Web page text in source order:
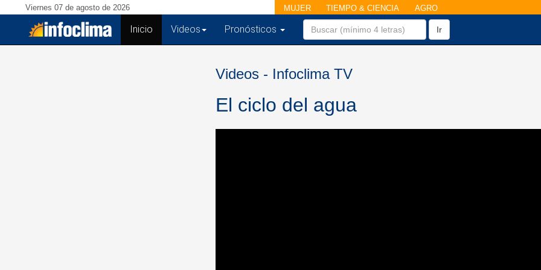
Viernes 07 de agosto de 2026 MUJER TIEMPO & CIENCIA AGRO
Inicio (current)
Videos Pronósticos Ir
Videos - Infoclima TV
El ciclo del agua